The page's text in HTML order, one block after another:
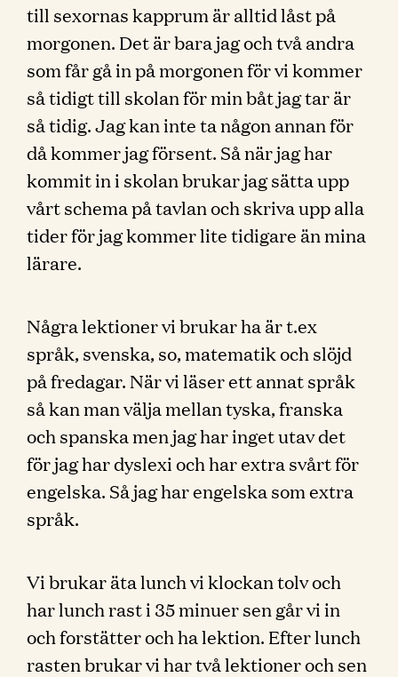
till sexornas kapprum är alltid låst på
morgonen. Det är bara jag och två andra
som får gå in på morgonen för vi kommer
så tidigt till skolan för min båt jag tar är
så tidig. Jag kan inte ta någon annan för
då kommer jag försent. Så när jag har
kommit in i skolan brukar jag sätta upp
vårt schema på tavlan och skriva upp alla
tider för jag kommer lite tidigare än mina
lärare.
Några lektioner vi brukar ha är t.ex
språk, svenska, so, matematik och slöjd
på fredagar. När vi läser ett annat språk
så kan man välja mellan tyska, franska
och spanska men jag har inget utav det
för jag har dyslexi och har extra svårt för
engelska. Så jag har engelska som extra
språk.
Vi brukar äta lunch vi klockan tolv och
har lunch rast i 35 minuer sen går vi in
och forstätter och ha lektion. Efter lunch
rasten brukar vi har två lektioner och sen